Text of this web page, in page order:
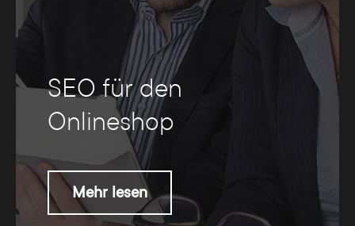
SEO für den
Onlineshop
Mehr lesen